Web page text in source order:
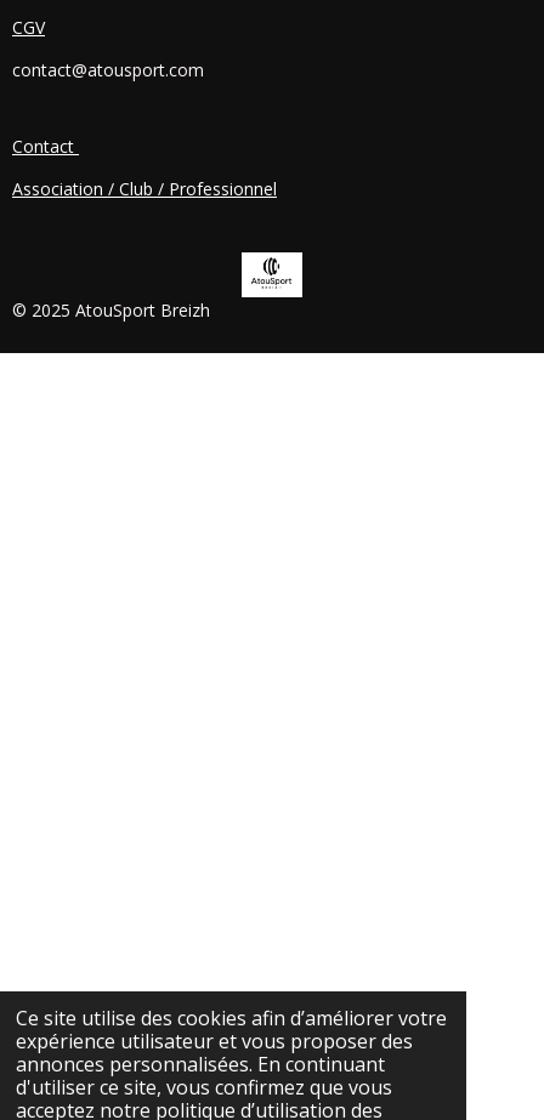
Ce site utilise des cookies afin d’améliorer votre
expérience utilisateur et vous proposer des
annonces personnalisées. En continuant
d'utiliser ce site, vous confirmez que vous
acceptez notre politique d’utilisation des
B
O
CGV
contact@atousport.com
Contact
Association / Club / Professionnel
© 2025 AtouSport Breizh